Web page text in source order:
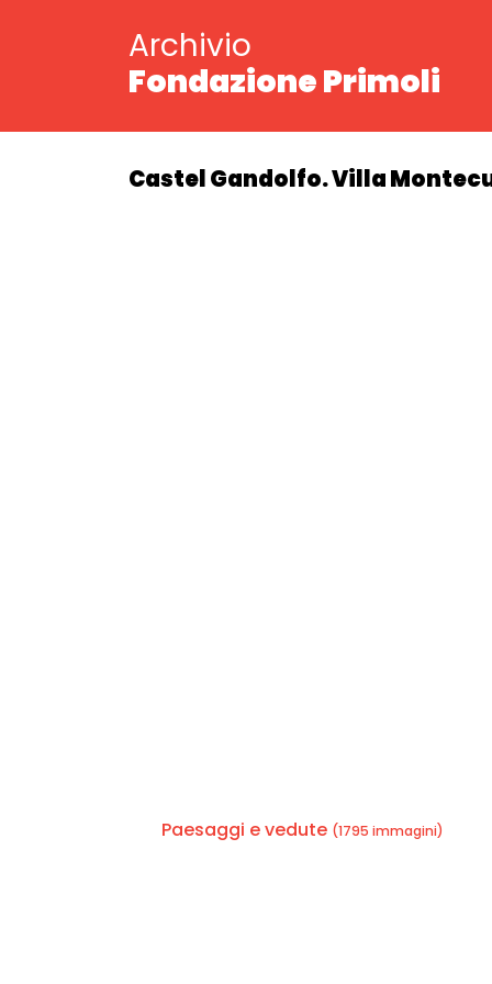
Archivio
Fondazione Primoli
Castel Gandolfo. Villa
Paesaggi e vedute (1795 immagini)